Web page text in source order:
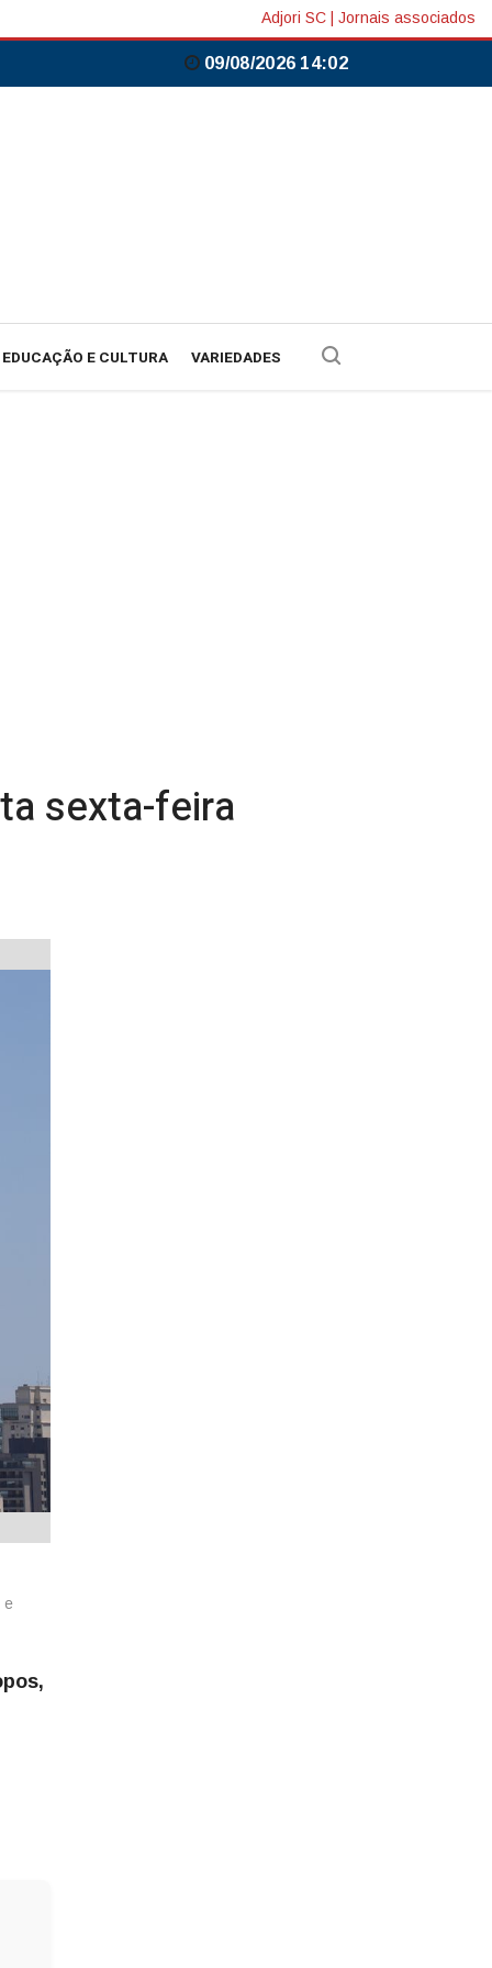
Adjori SC Jornais associados
09/08/2026 14:02
EDUCAÇÃO E CULTURA VARIEDADES
sexta-feira
e